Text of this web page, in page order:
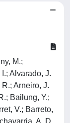
B.; Pei, H.; Peitzmann, T.; Peng, X.; Pennisi, M.; Perciballi, S.; Peresunko, D.; Perez, G. M.; Pestov, Y.; Petersen, M. T.; Petrov, V.; Petrovici, M.; Piano, S.; Pikna, M.; Pillot, P.; Pinazza, O.; Pinsky, L.; Pinto, C.; Pisano, S.; Płoskoń, M.; Planinic, M.; Plociennik, D. K.; Poghosyan, M. G.; Polichtchouk, B.; Politano, S.; Poljak, N.;